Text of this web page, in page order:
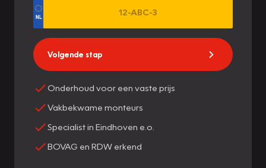
Volgende stap
Onderhoud voor een vaste prijs
Vakbekwame monteurs
Specialist in Eindhoven e.o.
BOVAG en RDW erkend